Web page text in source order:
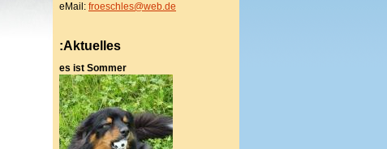
eMail: froeschles@web.de
:Aktuelles
es ist Sommer